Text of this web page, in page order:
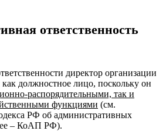
ответственность
директор организации
должностное лицо, поскольку он
распорядительными, так и
функциями (см.
РФ об административных
– КоАП РФ).